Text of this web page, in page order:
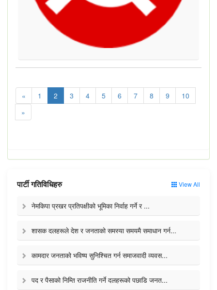
« 1 2 3 4 5 6 7 8 9
10
»
पार्टी गतिविधिहरु View All
नेमकिपा प्रखर प्रतिपक्षीको भूमिका निर्वाह गर्ने र ...
शासक दलहरूले देश र जनताको समस्या समयमै समाधान गर्न...
कामदार जनताको भविष्य सुनिश्चित गर्न समाजवादी व्यवस...
पद र पैसाको निम्ति राजनीति गर्ने दलहरूको पछाडि जनत...